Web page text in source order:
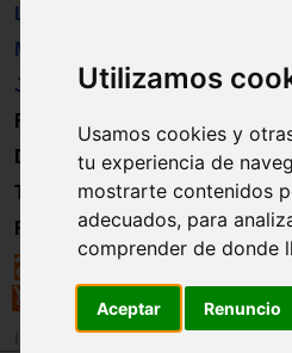
Utilizamos
Usamos cookies y
tu experiencia de
mostrarte contenidos
adecuados, para
comprender de donde
Aceptar Renuncio
Libros
Material
Juguetes
Formación
Directorio
Trabajo
Registro
Revista